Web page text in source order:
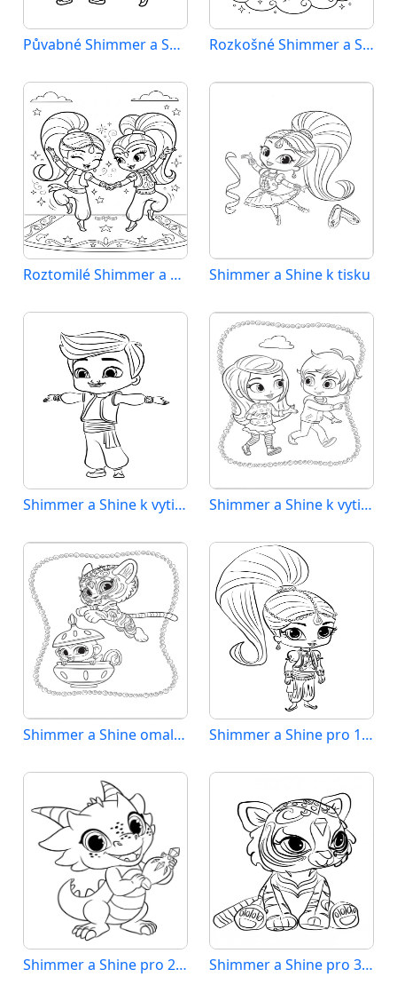
Půvabné Shimmer a Shine Rozkošné Shimmer a Shine
Roztomilé Shimmer a Shine Shimmer a Shine k tisku
Shimmer a Shine k vytisknutí Shimmer a Shine k vytištění pro děti
Shimmer a Shine omalovánka zdarma Shimmer a Shine pro 1leté děti
Shimmer a Shine pro 2leté děti Shimmer a Shine pro 3leté děti